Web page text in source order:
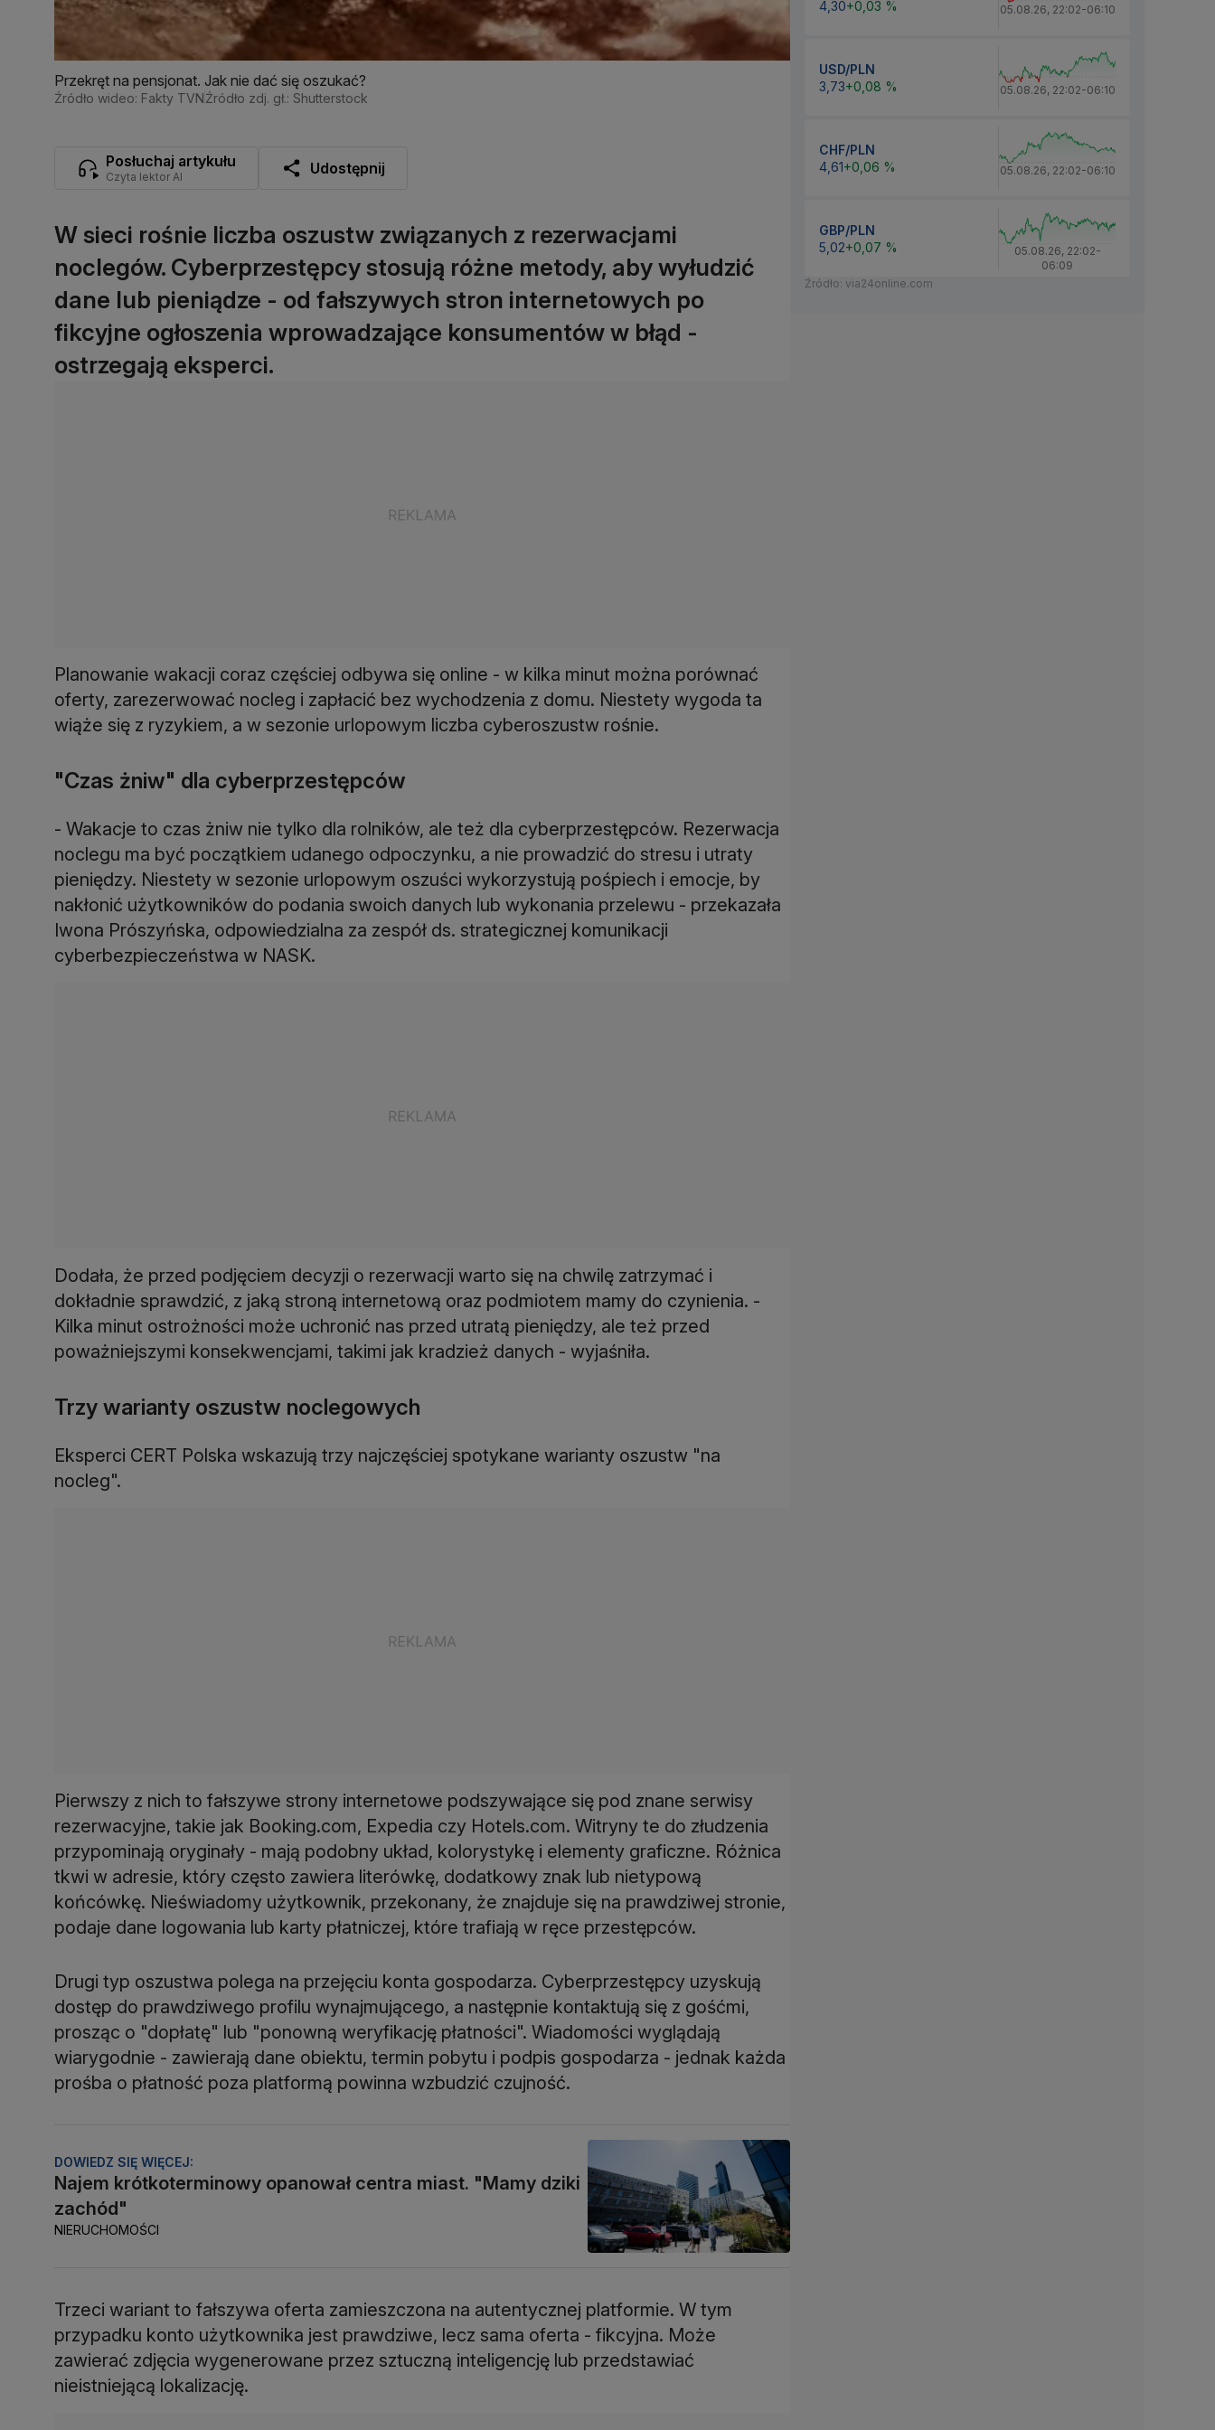
Przekręt na pensjonat. Jak nie dać się oszukać?
Źródło wideo: Fakty TVNŹródło zdj. gł.: Shutterstock
Posłuchaj artykułu
Czyta lektor AI Udostępnij
W sieci rośnie liczba oszustw związanych z rezerwacjami
noclegów. Cyberprzestępcy stosują różne metody, aby wyłudzić
dane lub pieniądze - od fałszywych stron internetowych po
fikcyjne ogłoszenia wprowadzające konsumentów w błąd -
ostrzegają eksperci.
Planowanie wakacji coraz częściej odbywa się online - w kilka minut można porównać
oferty, zarezerwować nocleg i zapłacić bez wychodzenia z domu. Niestety wygoda ta
wiąże się z ryzykiem, a w sezonie urlopowym liczba cyberoszustw rośnie.
"Czas żniw" dla cyberprzestępców
- Wakacje to czas żniw nie tylko dla rolników, ale też dla cyberprzestępców. Rezerwacja
noclegu ma być początkiem udanego odpoczynku, a nie prowadzić do stresu i utraty
pieniędzy. Niestety w sezonie urlopowym oszuści wykorzystują pośpiech i emocje, by
nakłonić użytkowników do podania swoich danych lub wykonania przelewu - przekazała
Iwona Prószyńska, odpowiedzialna za zespół ds. strategicznej komunikacji
cyberbezpieczeństwa w NASK.
Dodała, że przed podjęciem decyzji o rezerwacji warto się na chwilę zatrzymać i
dokładnie sprawdzić, z jaką stroną internetową oraz podmiotem mamy do czynienia. -
Kilka minut ostrożności może uchronić nas przed utratą pieniędzy, ale też przed
poważniejszymi konsekwencjami, takimi jak kradzież danych - wyjaśniła.
Trzy warianty oszustw noclegowych
Eksperci CERT Polska wskazują trzy najczęściej spotykane warianty oszustw "na
nocleg".
Pierwszy z nich to fałszywe strony internetowe podszywające się pod znane serwisy
rezerwacyjne, takie jak Booking.com, Expedia czy Hotels.com. Witryny te do złudzenia
przypominają oryginały - mają podobny układ, kolorystykę i elementy graficzne. Różnica
tkwi w adresie, który często zawiera literówkę, dodatkowy znak lub nietypową
końcówkę. Nieświadomy użytkownik, przekonany, że znajduje się na prawdziwej stronie,
podaje dane logowania lub karty płatniczej, które trafiają w ręce przestępców.
Drugi typ oszustwa polega na przejęciu konta gospodarza. Cyberprzestępcy uzyskują
dostęp do prawdziwego profilu wynajmującego, a następnie kontaktują się z gośćmi,
prosząc o "dopłatę" lub "ponowną weryfikację płatności". Wiadomości wyglądają
wiarygodnie - zawierają dane obiektu, termin pobytu i podpis gospodarza - jednak każda
prośba o płatność poza platformą powinna wzbudzić czujność.
DOWIEDZ SIĘ WIĘCEJ:
Najem krótkoterminowy opanował centra miast. "Mamy dziki
zachód"
NIERUCHOMOŚCI
Trzeci wariant to fałszywa oferta zamieszczona na autentycznej platformie. W tym
przypadku konto użytkownika jest prawdziwe, lecz sama oferta - fikcyjna. Może
zawierać zdjęcia wygenerowane przez sztuczną inteligencję lub przedstawiać
nieistniejącą lokalizację.
4,30+0,03 % 05.08.26, 22:02-06:10
USD/PLN
3,73+0,08 % 05.08.26, 22:02-06:10
CHF/PLN
4,61+0,06 % 05.08.26, 22:02-06:10
GBP/PLN
5,02+0,07 % 05.08.26, 22:02-
06:09
Źródło: via24online.com